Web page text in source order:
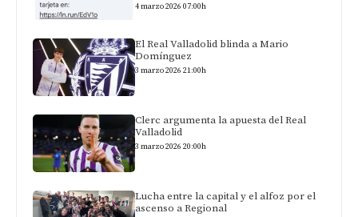
4 marzo 2026 07:00h
El Real Valladolid blinda a Mario
Domínguez
3 marzo 2026 21:00h
Clerc argumenta la apuesta del Real
Valladolid
3 marzo 2026 20:00h
Lucha entre la capital y el alfoz por el
ascenso a Regional